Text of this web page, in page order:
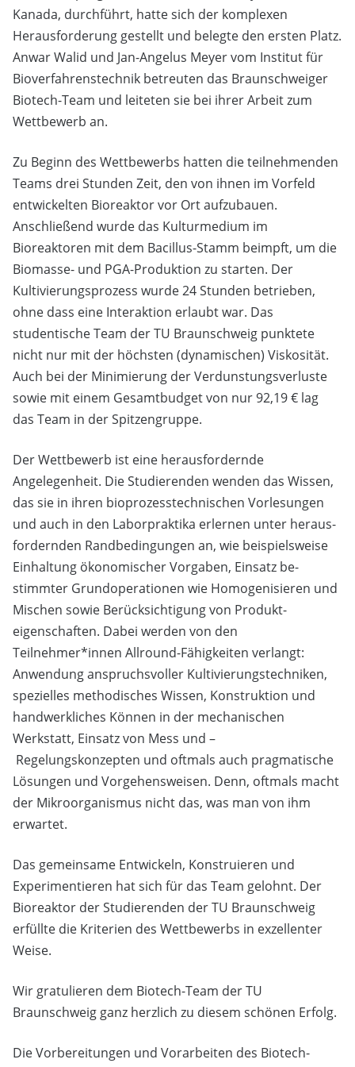
Kanada, durchführt, hatte sich der komplexen
Herausforderung gestellt und belegte den ersten Platz.
Anwar Walid und Jan-Angelus Meyer vom Institut für
Bioverfahrenstechnik betreuten das Braunschweiger
Biotech-Team und leiteten sie bei ihrer Arbeit zum
Wettbewerb an.
Zu Beginn des Wettbewerbs hatten die teilnehmenden
Teams drei Stunden Zeit, den von ihnen im Vorfeld
entwickelten Bioreaktor vor Ort aufzubauen.
Anschließend wurde das Kulturmedium im
Bioreaktoren mit dem Bacillus-Stamm beimpft, um die
Biomasse- und PGA-Produktion zu starten. Der
Kultivierungsprozess wurde 24 Stunden betrieben,
ohne dass eine Interaktion erlaubt war. Das
studentische Team der TU Braunschweig punktete
nicht nur mit der höchsten (dynamischen) Viskosität.
Auch bei der Minimierung der Verdunstungsverluste
sowie mit einem Gesamtbudget von nur 92,19 € lag
das Team in der Spitzengruppe.
Der Wettbewerb ist eine herausfordernde
Angelegenheit. Die Studierenden wenden das Wissen,
das sie in ihren bioprozesstechnischen Vorlesungen
und auch in den Laborpraktika erlernen unter heraus­
fordernden Randbedingungen an, wie beispielsweise
Einhaltung ökonomischer Vorgaben, Einsatz be­
stimmter Grundoperationen wie Homogenisieren und
Mischen sowie Berücksichtigung von Produkt­
eigenschaften. Dabei werden von den
Teilnehmer*innen Allround-Fähigkeiten verlangt:
Anwendung anspruchsvoller Kultivierungstechniken,
spezielles methodisches Wissen, Konstruktion und
handwerk­liches Können in der mechanischen
Werkstatt, Einsatz von Mess und –
Regelungskonzepten und oft­mals auch pragmatische
Lösungen und Vorgehensweisen. Denn, oftmals macht
der Mikroorganismus nicht das, was man von ihm
erwartet.
Das gemeinsame Entwickeln, Konstruieren und
Experimentieren hat sich für das Team gelohnt. Der
Bioreaktor der Studierenden der TU Braunschweig
erfüllte die Kriterien des Wettbewerbs in exzellenter
Weise.
Wir gratulieren dem Biotech-Team der TU
Braunschweig ganz herzlich zu diesem schönen Erfolg.
Die Vorbereitungen und Vorarbeiten des Biotech-